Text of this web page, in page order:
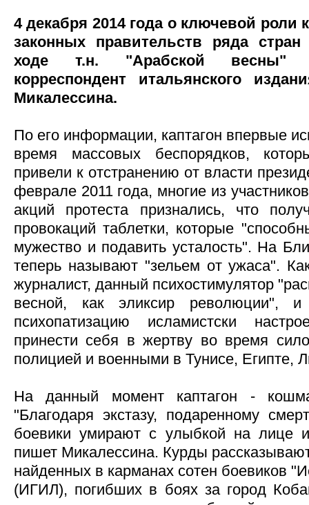
4 декабря 2014 года о ключевой роли
законных правительств ряда
ходе т.н. "Арабской весны"
корреспондент итальянского
Микалессина.
По его информации, каптагон впервые
время массовых беспорядков,
привели к отстранению от власти
феврале 2011 года, многие из
акций протеста признались, что
провокаций таблетки, которые
мужество и подавить усталость". На
теперь называют "зельем от ужаса".
журналист, данный психостимулятор
весной, как эликсир революции",
психопатизацию исламистски
принести себя в жертву во время
полицией и военными в Тунисе, Египте,
На данный момент каптагон -
"Благодаря экстазу, подаренному
боевики умирают с улыбкой на лице
пишет Микалессина. Курды
найденных в карманах сотен боевиков
(ИГИЛ), погибших в боях за город